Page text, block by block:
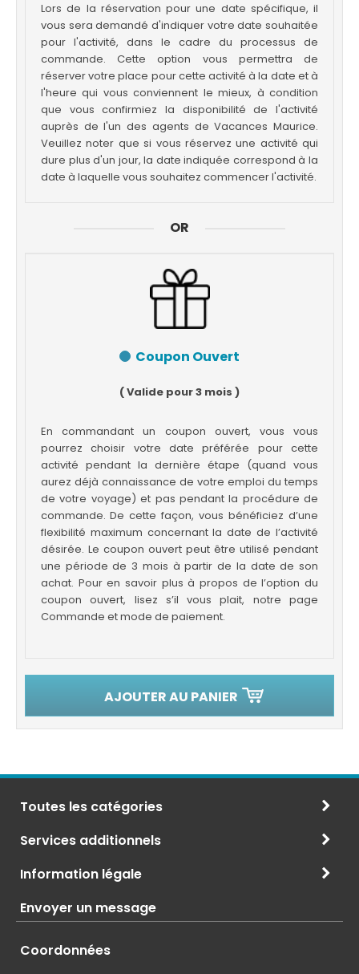
Lors de la réservation pour une date spécifique, il
vous sera demandé d'indiquer votre date souhaitée
pour l'activité, dans le cadre du processus de
commande. Cette option vous permettra de
réserver votre place pour cette activité à la date et à
l'heure qui vous conviennent le mieux, à condition
que vous confirmiez la disponibilité de l'activité
auprès de l'un des agents de Vacances Maurice.
Veuillez noter que si vous réservez une activité qui
dure plus d'un jour, la date indiquée correspond à la
date à laquelle vous souhaitez commencer l'activité.
OR
Coupon Ouvert
( Valide pour 3 mois )
En commandant un coupon ouvert, vous vous
pourrez choisir votre date préférée pour cette
activité pendant la dernière étape (quand vous
aurez déjà connaissance de votre emploi du temps
de votre voyage) et pas pendant la procédure de
commande. De cette façon, vous bénéficiez d’une
flexibilité maximum concernant la date de l’activité
désirée. Le coupon ouvert peut être utilisé pendant
une période de 3 mois à partir de la date de son
achat. Pour en savoir plus à propos de l’option du
coupon ouvert, lisez s’il vous plait, notre page
Commande et mode de paiement.
AJOUTER AU PANIER
Toutes les catégories
Services additionnels
Information légale
Envoyer un message
Coordonnées